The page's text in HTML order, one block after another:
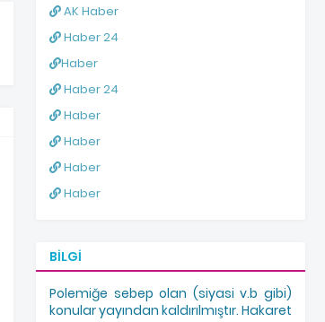
AK Haber
Haber 24
Haber
Haber 24
Haber
Haber
Haber
Haber
BILGI
Polemiğe sebep olan (siyasi v.b gibi)
konular yayından kaldırılmıştır. Hakaret